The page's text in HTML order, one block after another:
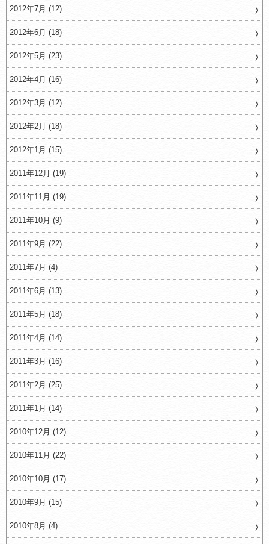
2012年7月 (12)
2012年6月 (18)
2012年5月 (23)
2012年4月 (16)
2012年3月 (12)
2012年2月 (18)
2012年1月 (15)
2011年12月 (19)
2011年11月 (19)
2011年10月 (9)
2011年9月 (22)
2011年7月 (4)
2011年6月 (13)
2011年5月 (18)
2011年4月 (14)
2011年3月 (16)
2011年2月 (25)
2011年1月 (14)
2010年12月 (12)
2010年11月 (22)
2010年10月 (17)
2010年9月 (15)
2010年8月 (4)